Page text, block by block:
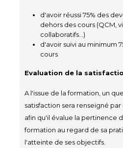
d'avoir réussi 75% des
dehors des cours (QCM,
collaboratifs...)
d'avoir suivi au minimum
cours
Evaluation de la
A l'issue de la formation, un
satisfaction sera renseigné
afin qu'il évalue la pertinence
formation au regard de sa
l'atteinte de ses objectifs.